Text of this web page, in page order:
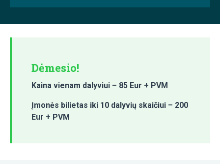
Dėmesio!
Kaina vienam dalyviui – 85 Eur + PVM
Įmonės bilietas iki 10 dalyvių skaičiui – 200
Eur + PVM